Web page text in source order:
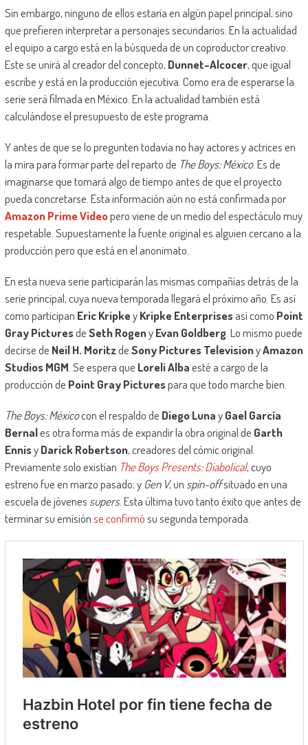
Sin embargo, ninguno de ellos estaría en algún papel principal, sino
que prefieren interpretar a personajes secundarios. En la actualidad
el equipo a cargo está en la búsqueda de un coproductor creativo.
Este se unirá al creador del concepto, Dunnet-Alcocer, que igual
escribe y está en la producción ejecutiva. Como era de esperarse la
serie será filmada en México. En la actualidad también está
calculándose el presupuesto de este programa.
Y antes de que se lo pregunten todavía no hay actores y actrices en
la mira para formar parte del reparto de The Boys: México. Es de
imaginarse que tomará algo de tiempo antes de que el proyecto
pueda concretarse. Esta información aún no está confirmada por
Amazon Prime Videopero viene de un medio del espectáculo muy
respetable. Supuestamente la fuente original es alguien cercano a la
producción pero que está en el anonimato.
En esta nueva serie participarán las mismas compañías detrás de la
serie principal, cuya nueva temporada llegará el próximo año. Es así
como participan Eric KripkeyKripke Enterprisesasí como Point
Gray PicturesdeSeth RogenyEvan Goldberg. Lo mismo puede
decirse de Neil H. MoritzdeSony Pictures TelevisionyAmazon
Studios MGM . Se espera que Loreli Albaesté a cargo de la
producción de Point Gray Picturespara que todo marche bien.
The Boys: Méxicocon el respaldo de Diego LunayGael García
Bernales otra forma más de expandir la obra original de Garth
EnnisyDarick Robertson, creadores del cómic original.
Previamente solo existían The Boys Presents: Diabolical, cuyo
estreno fue en marzo pasado; y Gen V, un spin-offsituado en una
escuela de jóvenes supers. Esta última tuvo tanto éxito que antes de
terminar su emisiónse confirmósu segunda temporada.